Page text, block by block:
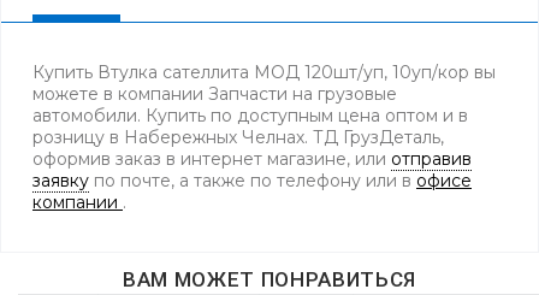
Купить Втулка сателлита МОД 120шт/уп, 10уп/кор вы
можете в компании Запчасти на грузовые
автомобили. Купить по доступным цена оптом и в
розницу в Набережных Челнах. ТД ГрузДеталь,
оформив заказ в интернет магазине, или отправив
заявку по почте, а также по телефону или в офисе
компании .
ВАМ МОЖЕТ ПОНРАВИТЬСЯ